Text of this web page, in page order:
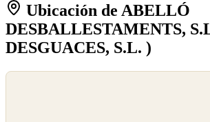
Ubicación de ABELLÓ
DESBALLESTAMENTS,
DESGUACES, S.L. )